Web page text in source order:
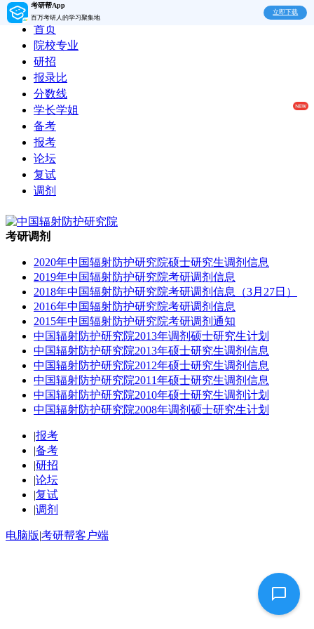
考研帮App
百万考研人的学习聚集地
立即下载
首页
院校专业
研招
报录比
分数线
学长学姐
备考
报考
论坛
复试
调剂
考研调剂
2020年中国辐射防护研究院硕士研究生调剂信息
2019年中国辐射防护研究院考研调剂信息
2018年中国辐射防护研究院考研调剂信息（3月27日）
2016年中国辐射防护研究院考研调剂信息
2015年中国辐射防护研究院考研调剂通知
中国辐射防护研究院2013年调剂硕士研究生计划
中国辐射防护研究院2013年硕士研究生调剂信息
中国辐射防护研究院2012年硕士研究生调剂信息
中国辐射防护研究院2011年硕士研究生调剂信息
中国辐射防护研究院2010年硕士研究生调剂计划
中国辐射防护研究院2008年调剂硕士研究生计划
|报考
|备考
|研招
|论坛
|复试
|调剂
电脑版|考研帮客户端